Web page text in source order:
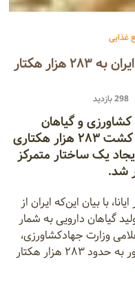
غذایی
سطح زیر کشت گیاهان دارویی ایران به ۲۸۳ هزار هکتار
298 بازدید
کشاورزی و گیاهان
دارویی ایران با اشاره به سطح زیر کشت ۲۸۳ هزار هکتاری
یک ساختار متمرکز
شد.
با بیان این‌که ایران از
گیاهان دارویی به شمار
وزارت جهادکشاورزی،
سطح زیر کشت گیاهان دارویی در کشور به حدود ۲۸۳ هزار هکتار